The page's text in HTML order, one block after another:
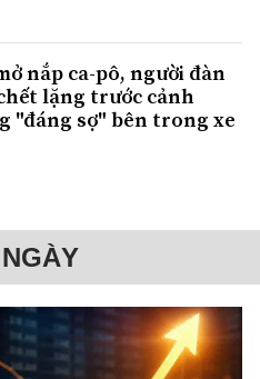
nắp ca-pô, người đàn
lặng trước cảnh
"đáng sợ" bên trong xe